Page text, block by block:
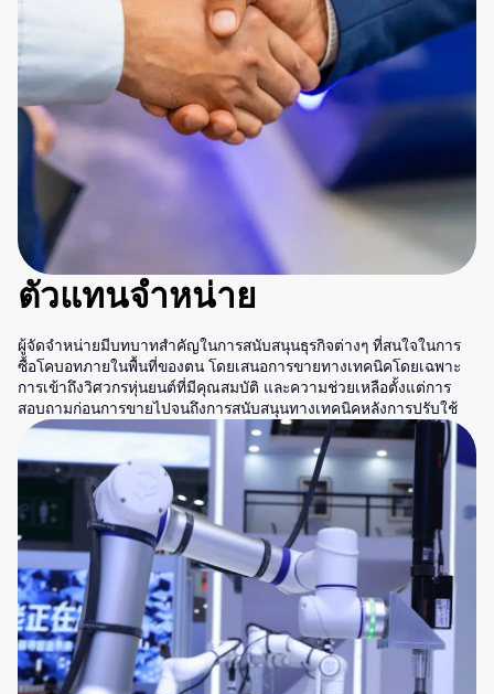
ตัวแทนจำหน่าย
ผู้จัดจำหน่ายมีบทบาทสำคัญในการสนับสนุนธุรกิจต่างๆ ที่สนใจในการ
ซื้อโคบอทภายในพื้นที่ของตน โดยเสนอการขายทางเทคนิคโดยเฉพาะ
การเข้าถึงวิศวกรหุ่นยนต์ที่มีคุณสมบัติ และความช่วยเหลือตั้งแต่การ
สอบถามก่อนการขายไปจนถึงการสนับสนุนทางเทคนิคหลังการปรับใช้